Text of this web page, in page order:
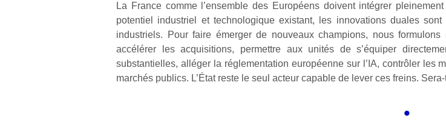
La France comme l’ensemble des Européens doivent intégrer
potentiel industriel et technologique existant, les innovations duales
industriels. Pour faire émerger de nouveaux champions, nous
accélérer les acquisitions, permettre aux unités de s’équiper
substantielles, alléger la réglementation européenne sur l’IA, contrôler les
marchés publics. L’État reste le seul acteur capable de lever ces freins.
•